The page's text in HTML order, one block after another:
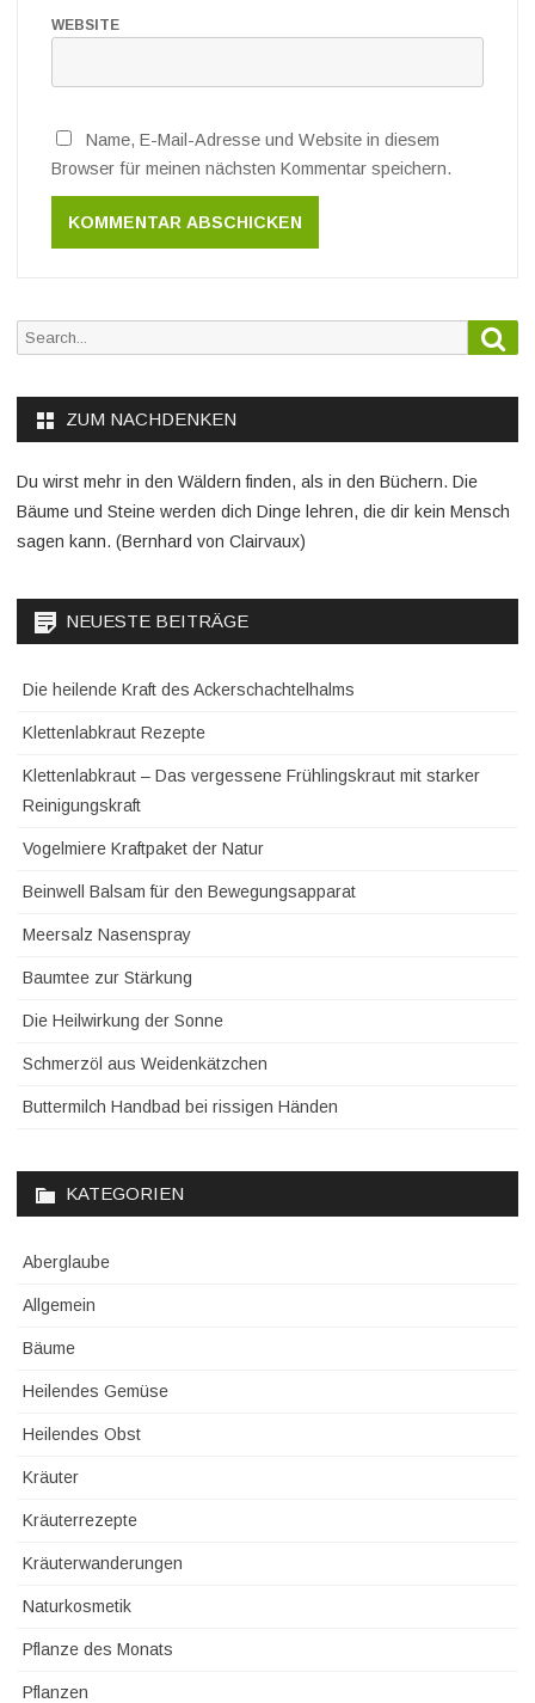
WEBSITE
Name, E-Mail-Adresse und Website in diesem
Browser für meinen nächsten Kommentar speichern.
Search
ZUM NACHDENKEN
Du wirst mehr in den Wäldern finden, als in den Büchern. Die
Bäume und Steine werden dich Dinge lehren, die dir kein Mensch
sagen kann. (Bernhard von Clairvaux)
NEUESTE BEITRÄGE
Die heilende Kraft des Ackerschachtelhalms
Klettenlabkraut Rezepte
Klettenlabkraut – Das vergessene Frühlingskraut mit starker
Reinigungskraft
Vogelmiere Kraftpaket der Natur
Beinwell Balsam für den Bewegungsapparat
Meersalz Nasenspray
Baumtee zur Stärkung
Die Heilwirkung der Sonne
Schmerzöl aus Weidenkätzchen
Buttermilch Handbad bei rissigen Händen
KATEGORIEN
Aberglaube
Allgemein
Bäume
Heilendes Gemüse
Heilendes Obst
Kräuter
Kräuterrezepte
Kräuterwanderungen
Naturkosmetik
Pflanze des Monats
Pflanzen